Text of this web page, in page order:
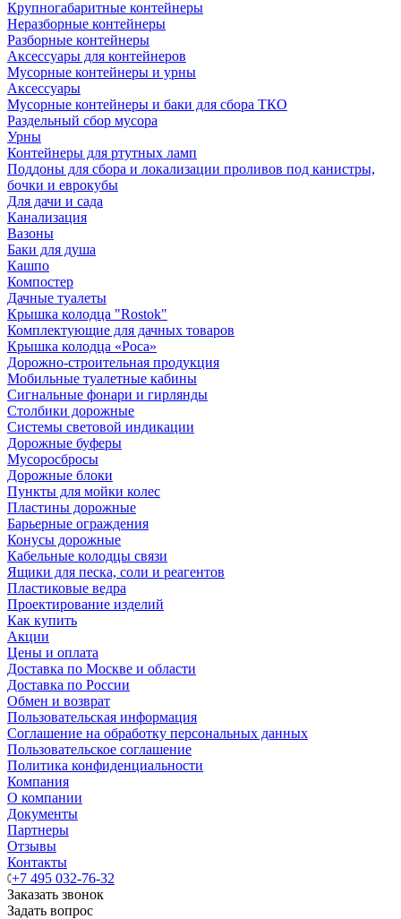
Крупногабаритные контейнеры
Неразборные контейнеры
Разборные контейнеры
Аксессуары для контейнеров
Мусорные контейнеры и урны
Аксессуары
Мусорные контейнеры и баки для сбора ТКО
Раздельный сбор мусора
Урны
Контейнеры для ртутных ламп
Поддоны для сбора и локализации проливов под канистры,
бочки и еврокубы
Для дачи и сада
Канализация
Вазоны
Баки для душа
Кашпо
Компостер
Дачные туалеты
Крышка колодца "Rostok"
Комплектующие для дачных товаров
Крышка колодца «Роса»
Дорожно-строительная продукция
Мобильные туалетные кабины
Сигнальные фонари и гирлянды
Столбики дорожные
Системы световой индикации
Дорожные буферы
Мусоросбросы
Дорожные блоки
Пункты для мойки колес
Пластины дорожные
Барьерные ограждения
Конусы дорожные
Кабельные колодцы связи
Ящики для песка, соли и реагентов
Пластиковые ведра
Проектирование изделий
Как купить
Акции
Цены и оплата
Доставка по Москве и области
Доставка по России
Обмен и возврат
Пользовательская информация
Соглашение на обработку персональных данных
Пользовательское соглашение
Политика конфиденциальности
Компания
О компании
Документы
Партнеры
Отзывы
Контакты
+7 495 032-76-32
Заказать звонок
Задать вопрос